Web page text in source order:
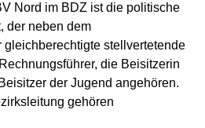
Nord im BDZ ist die politische
der neben dem
gleichberechtigte stellvertetende
die Beisitzerin
der Jugend angehören.
gehören